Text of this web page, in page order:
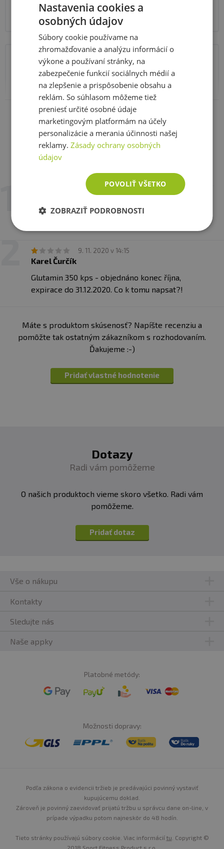
3 cps ráno, 3 cps 60 minút pred tréningom a 3 cps
40 minút po tréningu alebo večer pred spaním
denná dávka obsahuje 9 cps (4500 mg L-glutamínu)
L-glutamín 100% 500 mg
energetická hodnota 1676 kJ/394,4 kcal
bielkoviny 98,6 g
0 g
0 g
L-glutamín, želatína
: potravina určená na zvláštnu výživu,
vhodná pre športovcov
Zobraziť celé parametre
1. 4. 2025 v 20:34
Ludvík Tůma
9. 11. 2020 v 14:15
Karel Čurčík
Glutamin 350 kps - objednáno konec října,
expirace do 31.12.2020. Co k tomu napsat?!
Máte s produktom skúsenosť? Napíšte recenziu a
pomôžte tak ostatným zákazníkom s rozhodovaním.
Ďakujeme :-)
Pridať vlastné hodnotenie
Dotazy
Radi vám pomôžeme
O našich produktoch vieme skoro všetko. Radi vám
pomôžeme.
Pridať dotaz
Vše o nákupu
Kontakty
Sledujte nás
Naše appky
Platobné metódy:
Možnosti dopravy:
Podľa zákona o evidencii tržieb je predávajúci povinný vystaviť
kupujúcemu doklad.
Zároveň je povinný zaevidovať prijatú tržbu u správcu dane on-line, v
prípade výpadku potom najneskôr do 48 hodín.
Tieto stránky používajú súbory cookie. Viac informácií tu . Copyright ©
2018 Sport Fitness Product s.r.o.
Nastavenia cookies a
osobných údajov
Súbory cookie používame na
zhromažďovanie a analýzu informácií o
výkone a používaní stránky, na
zabezpečenie funkcií sociálnych médií a
na zlepšenie a prispôsobenie obsahu a
reklám. So súhlasom môžeme tiež
preniesť určité osobné údaje
marketingovým platformám na účely
personalizácie a merania účinnosti našej
reklamy.Zásady ochrany osobných
údajov
POVOLIŤ VŠETKO
ZOBRAZIŤ PODROBNOSTI